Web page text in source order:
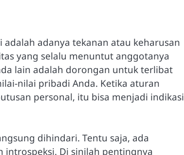
adanya tekanan atau keharusan
yang selalu menuntut anggotanya
lain adalah dorongan untuk terlibat
nilai pribadi Anda. Ketika aturan
personal, itu bisa menjadi indikasi
dihindari. Tentu saja, ada
Di sinilah pentingnya